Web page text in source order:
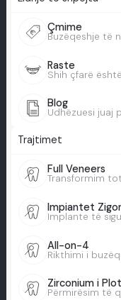
Çmime
Buzëqeshje të
Raste
Shih çfarë
Blog
Udhëzuesi juaj
Trajtimet
Full Veneers
Transformim
Impiantet
Implante të
All-on-4
Rikthimi i
Zirconium i
Përmirësim të